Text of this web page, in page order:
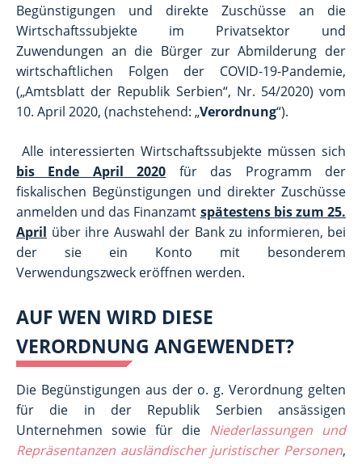
Begünstigungen und direkte Zuschüsse an die
Wirtschaftssubjekte im Privatsektor und
Zuwendungen an die Bürger zur Abmilderung der
wirtschaftlichen Folgen der COVID-19-Pandemie,
(„Amtsblatt der Republik Serbien“, Nr. 54/2020) vom
10. April 2020, (nachstehend: „Verordnung“).
Alle interessierten Wirtschaftssubjekte müssen sich
bis Ende April 2020 für das Programm der
fiskalischen Begünstigungen und direkter Zuschüsse
anmelden und das Finanzamt spätestens bis zum 25.
April über ihre Auswahl der Bank zu informieren, bei
der sie ein Konto mit besonderem
Verwendungszweck eröffnen werden.
AUF WEN WIRD DIESE
VERORDNUNG ANGEWENDET?
Die Begünstigungen aus der o. g. Verordnung gelten
für die in der Republik Serbien ansässigen
Unternehmen sowie für die Niederlassungen und
Repräsentanzen ausländischer juristischer Personen,